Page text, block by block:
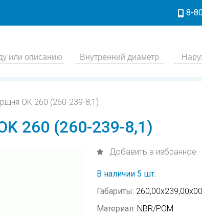
8-
OK 260 (260-239-8,1)
260 (260-239-8,1)
Добавить в избранное
В наличии 5 шт.
Габариты:
Материал: NBR/POM